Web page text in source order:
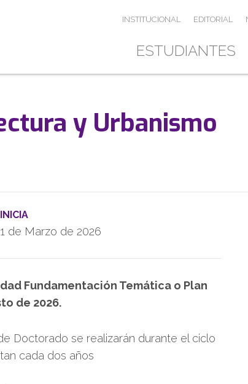
ESTUDIANTES
INSTITUCIONAL EDITORIAL
y Urbanismo
INICIA
1 de Marzo de 2026
Fundamentación Temática o Plan
de 2026.
Doctorado se realizarán durante el ciclo
cada dos años